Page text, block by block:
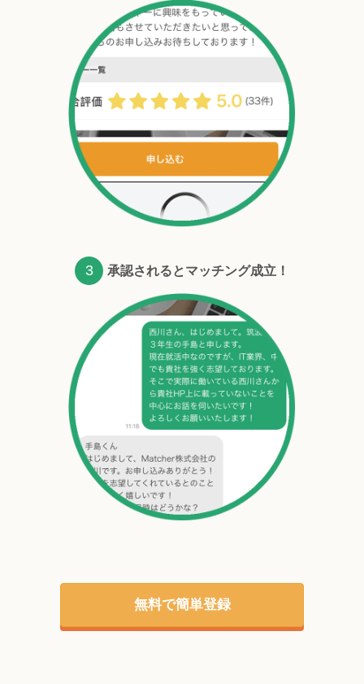
3 承認されるとマッチング成立！
無料で簡単登録